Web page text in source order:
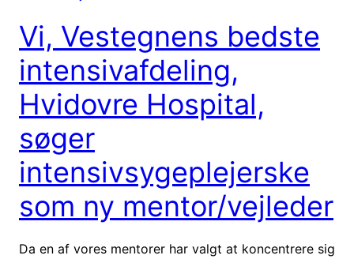
Vi, Vestegnens bedste
intensivafdeling,
Hvidovre Hospital,
søger
intensivsygeplejerske
som ny mentor/vejleder
Da en af vores mentorer har valgt at koncentrere sig